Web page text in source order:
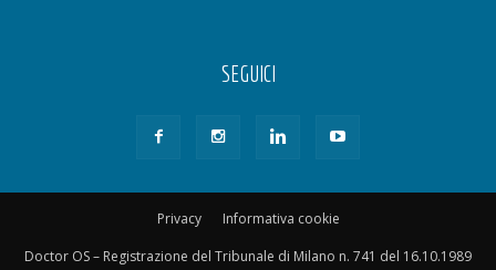
SEGUICI
Privacy
Informativa cookie
Doctor OS – Registrazione del Tribunale di Milano n. 741 del 16.10.1989